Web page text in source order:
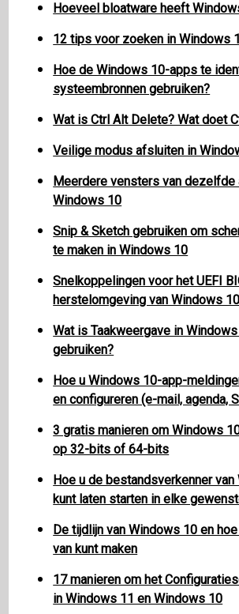
Hoeveel bloatware heeft
12 tips voor zoeken in Windows
Hoe de Windows 10-apps te
systeembronnen gebruiken?
Wat is Ctrl Alt Delete? Wat doet
Veilige modus afsluiten in
Meerdere vensters van dezelfde
Windows 10
Snip & Sketch gebruiken om
te maken in Windows 10
Snelkoppelingen voor het UEFI
herstelomgeving van Windows 10
Wat is Taakweergave in
gebruiken?
Hoe u Windows 10-app-
en configureren (e-mail, agenda,
3 gratis manieren om Windows
op 32-bits of 64-bits
Hoe u de bestandsverkenner
kunt laten starten in elke
De tijdlijn van Windows 10 en
van kunt maken
17 manieren om het
in Windows 11 en Windows 10